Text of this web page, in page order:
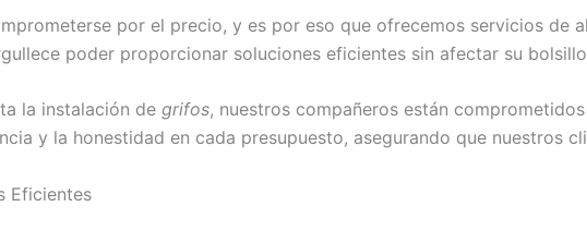
por el precio, y es por eso que ofrecemos servicios de
poder proporcionar soluciones eficientes sin afectar su
la instalación de grifos, nuestros compañeros están
y la honestidad en cada presupuesto, asegurando que nuestros
Eficientes